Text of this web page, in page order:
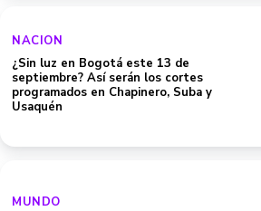
NACION
¿Sin luz en Bogotá este 13 de
septiembre? Así serán los cortes
programados en Chapinero, Suba y
Usaquén
MUNDO